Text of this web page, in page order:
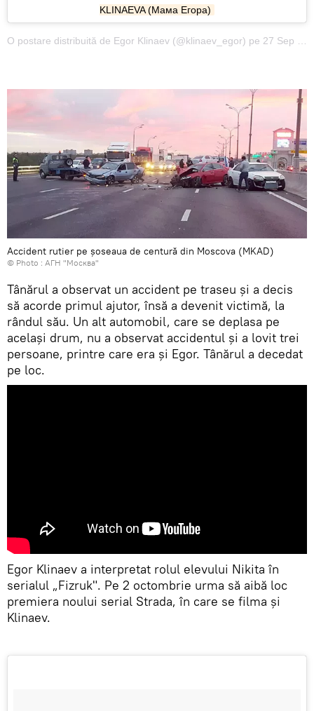
KLINAEVA (Мама Егора)
Accident rutier pe șoseaua de centură din Moscova (MKAD)
© Photo : АГН "Москва"
Tânărul a observat un accident pe traseu și a decis
să acorde primul ajutor, însă a devenit victimă, la
rândul său. Un alt automobil, care se deplasa pe
același drum, nu a observat accidentul și a lovit trei
persoane, printre care era și Egor. Tânărul a decedat
pe loc.
Egor Klinaev a interpretat rolul elevului Nikita în
serialul „Fizruk". Pe 2 octombrie urma să aibă loc
premiera noului serial Strada, în care se filma și
Klinaev.